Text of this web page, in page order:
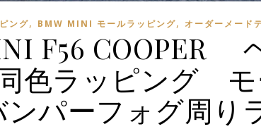
ング, BMW MINI モールラッピング, オーダーメード
F56 COOPER
色ラッピング モ
パーフォグ周り